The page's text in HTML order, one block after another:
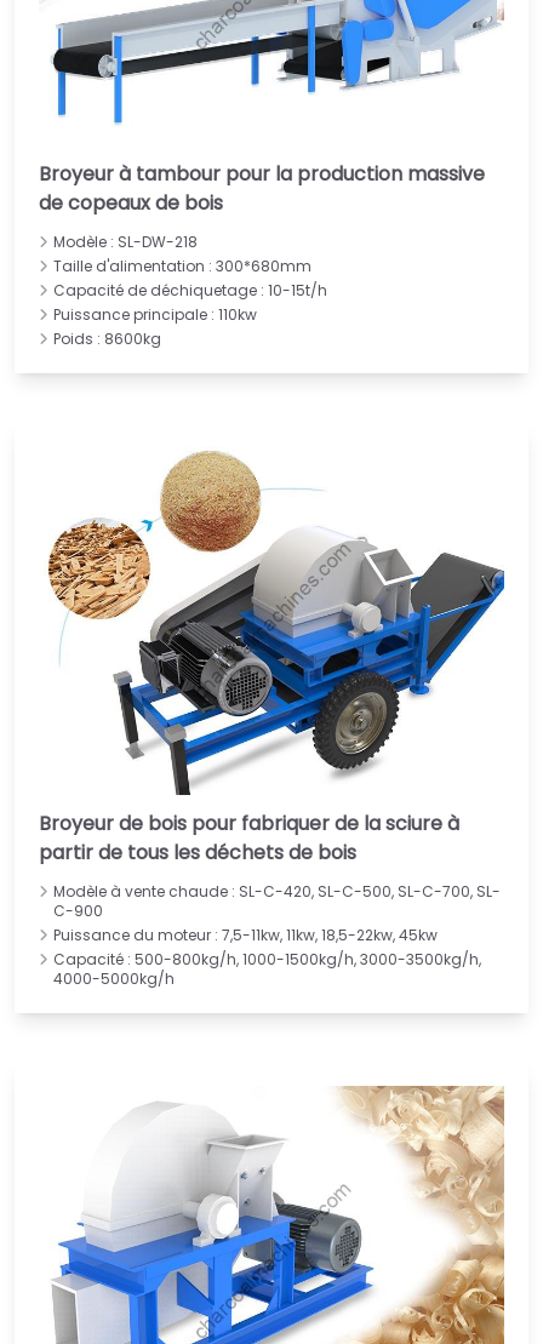
Broyeur à tambour pour la production massive
de copeaux de bois
Modèle : SL-DW-218
Taille d'alimentation : 300*680mm
Capacité de déchiquetage : 10-15t/h
Puissance principale : 110kw
Poids : 8600kg
Broyeur de bois pour fabriquer de la sciure à
partir de tous les déchets de bois
Modèle à vente chaude : SL-C-420, SL-C-500, SL-C-700, SL-
C-900
Puissance du moteur : 7,5-11kw, 11kw, 18,5-22kw, 45kw
Capacité : 500-800kg/h, 1000-1500kg/h, 3000-3500kg/h,
4000-5000kg/h